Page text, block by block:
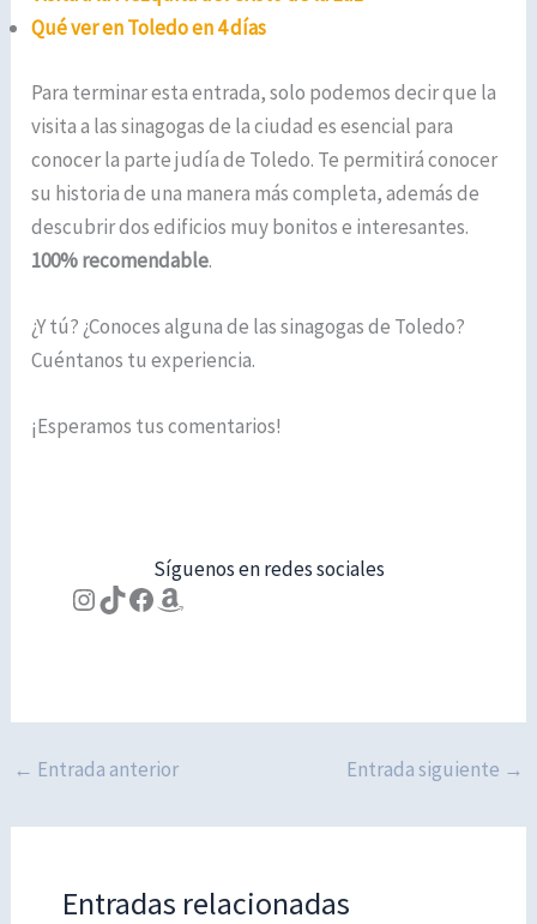
Qué ver en Toledo en 4 días
Para terminar esta entrada, solo podemos decir que la
visita a las sinagogas de la ciudad es esencial para
conocer la parte judía de Toledo. Te permitirá conocer
su historia de una manera más completa, además de
descubrir dos edificios muy bonitos e interesantes.
100% recomendable.
¿Y tú? ¿Conoces alguna de las sinagogas de Toledo?
Cuéntanos tu experiencia.
¡Esperamos tus comentarios!
Síguenos en redes sociales
Instagram
TikTok
Facebook
Amazon
← Entrada anterior Entrada siguiente →
Entradas relacionadas